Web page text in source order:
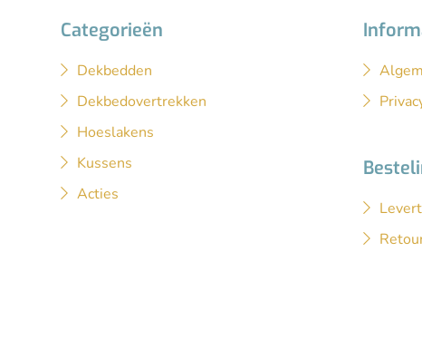
Categorieën
Dekbedden
Dekbedovertrekken
Hoeslakens
Kussens
Acties